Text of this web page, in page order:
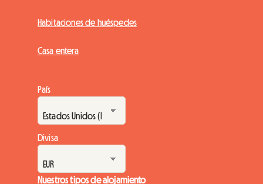
Habitaciones de huéspedes
Casa entera
País
Divisa
Nuestros tipos de alojamiento